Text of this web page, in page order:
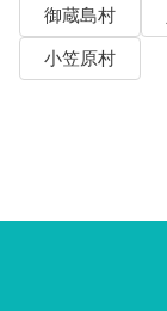
御蔵島村
小笠原村